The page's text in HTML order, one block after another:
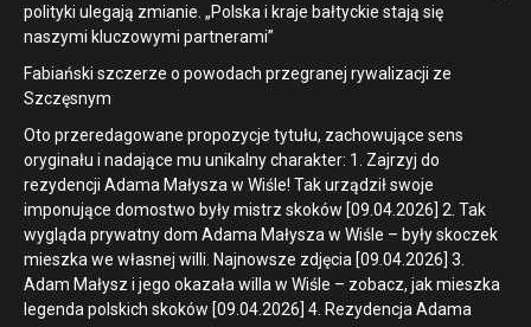
polityki ulegają zmianie. „Polska i kraje bałtyckie stają się
naszymi kluczowymi partnerami”
Fabiański szczerze o powodach przegranej rywalizacji ze
Szczęsnym
Oto przeredagowane propozycje tytułu, zachowujące sens
oryginału i nadające mu unikalny charakter: 1. Zajrzyj do
rezydencji Adama Małysza w Wiśle! Tak urządził swoje
imponujące domostwo były mistrz skoków [09.04.2026] 2. Tak
wygląda prywatny dom Adama Małysza w Wiśle – były skoczek
mieszka we własnej willi. Najnowsze zdjęcia [09.04.2026] 3.
Adam Małysz i jego okazała willa w Wiśle – zobacz, jak mieszka
legenda polskich skoków [09.04.2026] 4. Rezydencja Adama